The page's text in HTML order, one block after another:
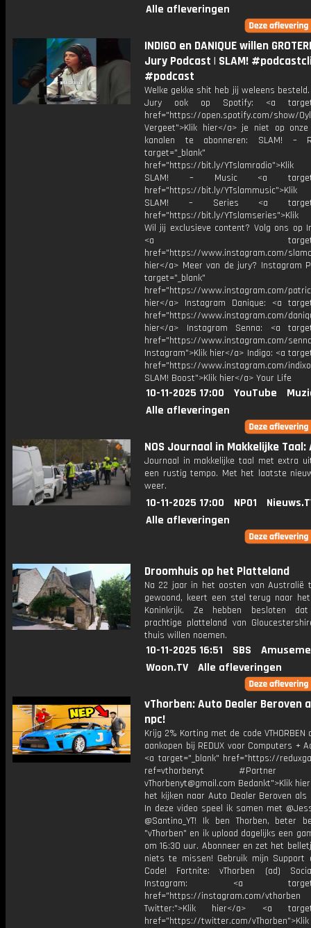
Alle afleveringen
INDIGO en DANIQUE willen
Jury Podcast | SLAM!
#podcast
Welke gekke shit heb jij weleens besteld.
Jury ook op Spotify: <a
href="https://open.spotify.com/show/
Vergeet">Klik hier</a> je niet op onze
kanalen te abonneren: SLAM! –
target="_blank"
href="https://bit.ly/
SLAM! – Music <a
href="https://bit.ly/
SLAM! – Series <a
href="https://bit.ly/
Wil jij exclusieve content? Volg ons op
<a
href="https://www.instagram.com/
hier</a> Meer van de jury? Instagram
target="_blank"
href="https://www.instagram.com/
hier</a> Instagram Danique: <a
href="https://www.instagram.com/
hier</a> Instagram Senna: <a
href="https://www.instagram.com/
Instagram">Klik hier</a> Indigo: <a
href="https://www.instagram.com/
SLAM! Boost">Klik hier</a> Your Life
10-11-2025 17:00 YouTube
Alle afleveringen
NOS Journaal in Makkelijke
Journaal in makkelijke taal met extra
een rustig tempo. Met het laatste
weer.
10-11-2025 17:00 NPO1
Alle afleveringen
Droomhuis op het Platteland
Na 22 jaar in het oosten van Australië
gewoond, keert een stel terug naar
Koninkrijk. Ze hebben besloten
prachtige platteland van
thuis willen noemen.
10-11-2025 16:51 SBS
Woon.TV
Alle afleveringen
vThorben: Auto Dealer Beroven
npc!
Krijg 2% Korting met de code VTHORBEN
aankopen bij REDUX voor Computers +
<a target="_blank" href="https://
ref=vthorbenyt #Partner
vThorbenyt@gmail.com Bedankt">Klik
het kijken naar Auto Dealer Beroven als
In deze video speel ik samen met
@Santino_YT! Ik ben Thorben, beter
"vThorben" en ik upload dagelijks een
om 16:30 uur. Abonneer en zet het
niets te missen! Gebruik mijn Support
Code! Fortnite: vThorben (ad)
Instagram: <a
href="https://instagram.com/vthorben
Twitter:">Klik hier</a> <a
href="https://twitter.com/